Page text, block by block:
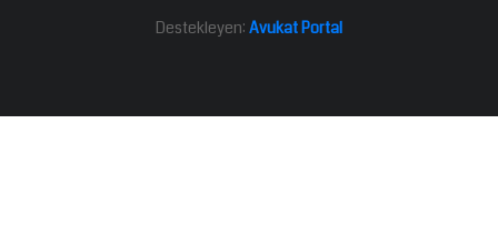
Destekleyen: Avukat Portal